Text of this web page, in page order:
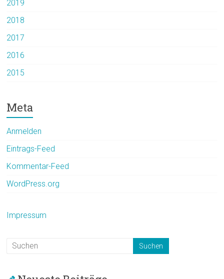
2019
2018
2017
2016
2015
Meta
Anmelden
Eintrags-Feed
Kommentar-Feed
WordPress.org
Impressum